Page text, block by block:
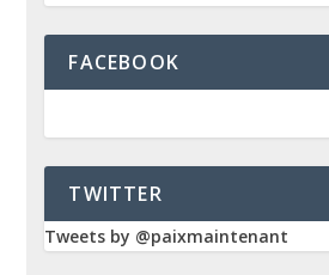
FACEBOOK
TWITTER
Tweets by @paixmaintenant